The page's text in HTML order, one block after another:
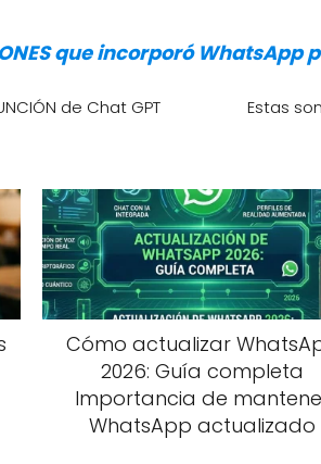
que incorporó WhatsApp
de Chat GPT
Estas
Cómo actualizar
2026: Guía completa
Importancia de
WhatsApp actualizado